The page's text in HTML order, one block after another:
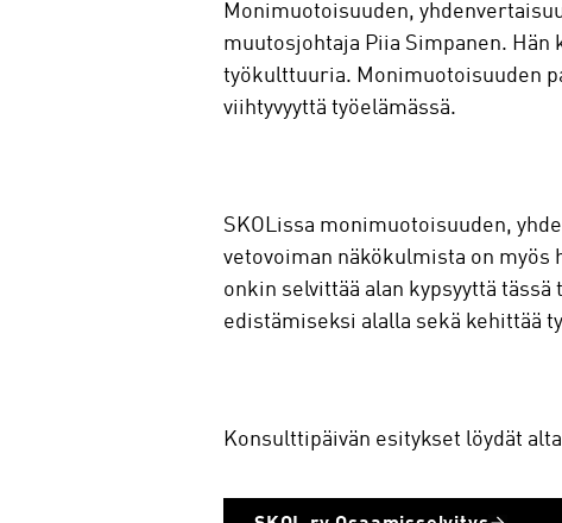
Monimuotoisuuden,
muutosjohtaja Piia Simpanen. Hän
työkulttuuria. Monimuotoisuuden
viihtyvyyttä työelämässä.
SKOLissa monimuotoisuuden,
vetovoiman näkökulmista on myös
onkin selvittää alan kypsyyttä
edistämiseksi alalla sekä kehittää
Konsulttipäivän esitykset löydät